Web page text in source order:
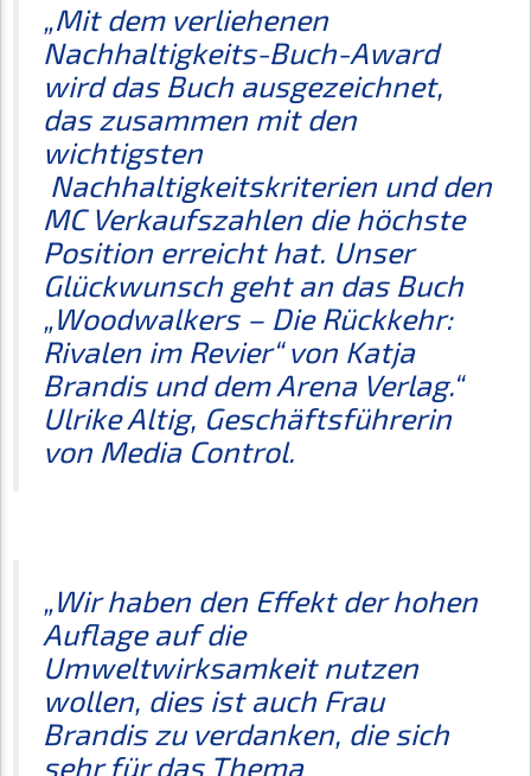
„Mit dem verliehenen
Nachhaltigkeits-Buch-Award
wird das Buch ausgezeichnet,
das zusammen mit den
wichtigsten
Nachhaltigkeitskriterien und den
MC Verkaufszahlen die höchste
Position erreicht hat. Unser
Glückwunsch geht an das Buch
„Woodwalkers – Die Rückkehr:
Rivalen im Revier“ von Katja
Brandis und dem Arena Verlag.“
Ulrike Altig, Geschäftsführerin
von Media Control.
„Wir haben den Effekt der hohen
Auflage auf die
Umweltwirksamkeit nutzen
wollen, dies ist auch Frau
Brandis zu verdanken, die sich
sehr für das Thema